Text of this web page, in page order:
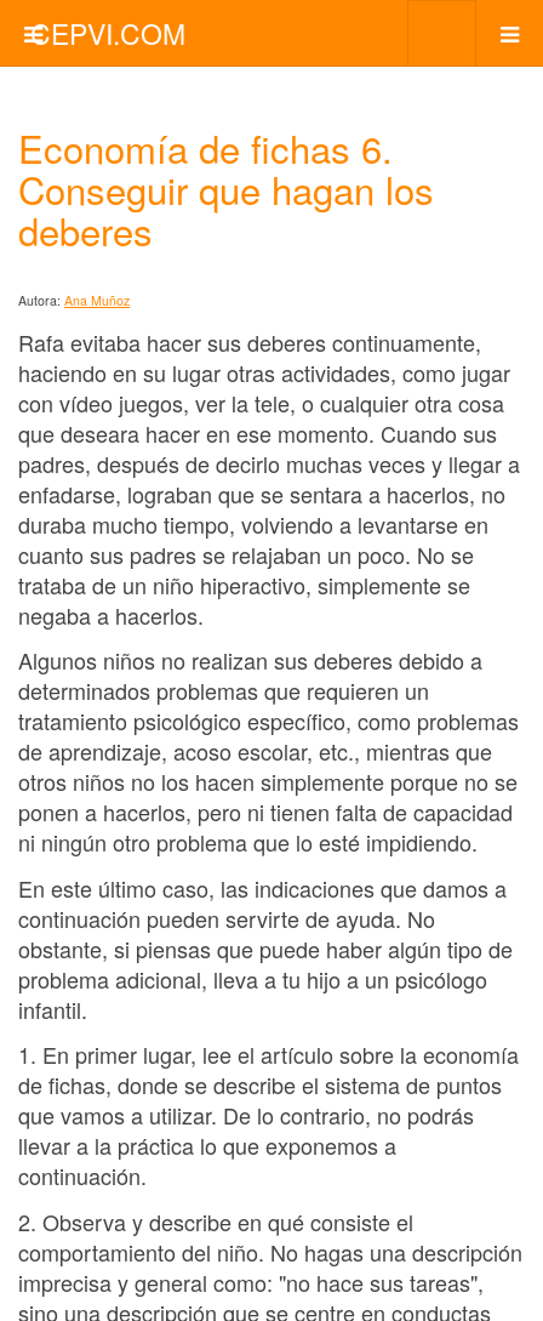
CEPVI.COM
Economía de fichas 6.
Conseguir que hagan los
deberes
Autora: Ana Muñoz
Rafa evitaba hacer sus deberes continuamente,
haciendo en su lugar otras actividades, como jugar
con vídeo juegos, ver la tele, o cualquier otra cosa
que deseara hacer en ese momento. Cuando sus
padres, después de decirlo muchas veces y llegar a
enfadarse, lograban que se sentara a hacerlos, no
duraba mucho tiempo, volviendo a levantarse en
cuanto sus padres se relajaban un poco. No se
trataba de un niño hiperactivo, simplemente se
negaba a hacerlos.
Algunos niños no realizan sus deberes debido a
determinados problemas que requieren un
tratamiento psicológico específico, como problemas
de aprendizaje, acoso escolar, etc., mientras que
otros niños no los hacen simplemente porque no se
ponen a hacerlos, pero ni tienen falta de capacidad
ni ningún otro problema que lo esté impidiendo.
En este último caso, las indicaciones que damos a
continuación pueden servirte de ayuda. No
obstante, si piensas que puede haber algún tipo de
problema adicional, lleva a tu hijo a un psicólogo
infantil.
1. En primer lugar, lee el artículo sobre la economía
de fichas, donde se describe el sistema de puntos
que vamos a utilizar. De lo contrario, no podrás
llevar a la práctica lo que exponemos a
continuación.
2. Observa y describe en qué consiste el
comportamiento del niño. No hagas una descripción
imprecisa y general como: "no hace sus tareas",
sino una descripción que se centre en conductas